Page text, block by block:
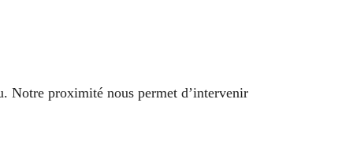
Notre proximité nous permet d’intervenir